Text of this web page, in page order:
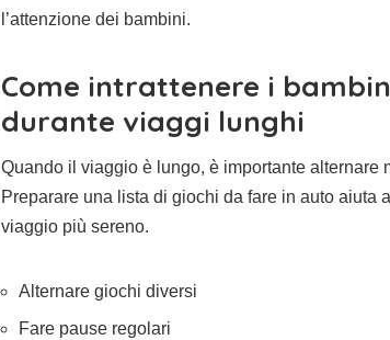
l’attenzione dei bambini.
Come intrattenere i
durante viaggi lunghi
Quando il viaggio è lungo, è importante alternare
Preparare una lista di giochi da fare in auto aiuta
viaggio più sereno.
Alternare giochi diversi
Fare pause regolari